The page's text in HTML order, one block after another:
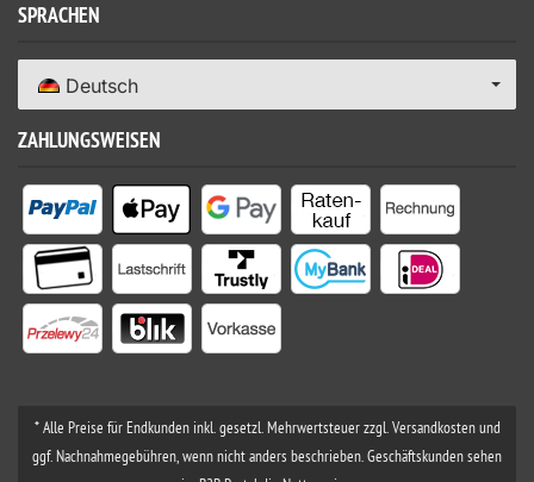
SPRACHEN
Deutsch
ZAHLUNGSWEISEN
* Alle Preise für Endkunden inkl. gesetzl. Mehrwertsteuer zzgl. Versandkosten und
ggf. Nachnahmegebühren, wenn nicht anders beschrieben. Geschäftskunden sehen